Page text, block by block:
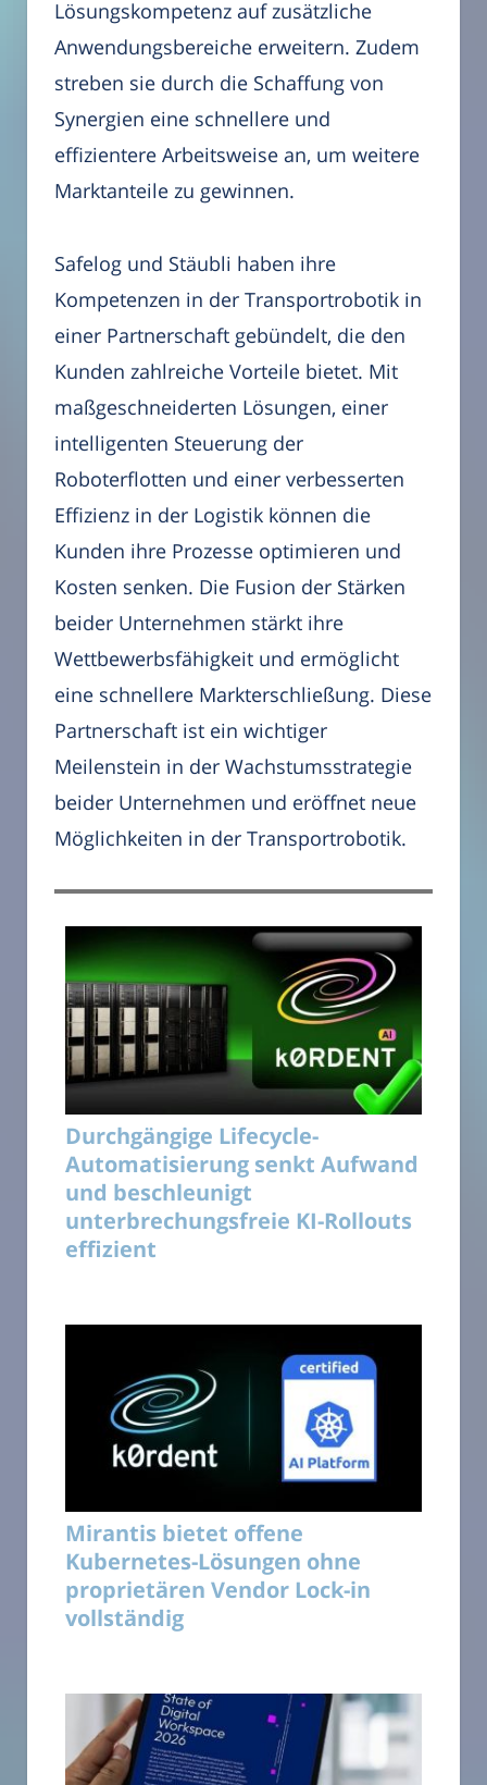
Lösungskompetenz auf zusätzliche
Anwendungsbereiche erweitern. Zudem
streben sie durch die Schaffung von
Synergien eine schnellere und
effizientere Arbeitsweise an, um weitere
Marktanteile zu gewinnen.
Safelog und Stäubli haben ihre
Kompetenzen in der Transportrobotik in
einer Partnerschaft gebündelt, die den
Kunden zahlreiche Vorteile bietet. Mit
maßgeschneiderten Lösungen, einer
intelligenten Steuerung der
Roboterflotten und einer verbesserten
Effizienz in der Logistik können die
Kunden ihre Prozesse optimieren und
Kosten senken. Die Fusion der Stärken
beider Unternehmen stärkt ihre
Wettbewerbsfähigkeit und ermöglicht
eine schnellere Markterschließung. Diese
Partnerschaft ist ein wichtiger
Meilenstein in der Wachstumsstrategie
beider Unternehmen und eröffnet neue
Möglichkeiten in der Transportrobotik.
Durchgängige Lifecycle-
Automatisierung senkt Aufwand
und beschleunigt
unterbrechungsfreie KI-Rollouts
effizient
Mirantis bietet offene
Kubernetes-Lösungen ohne
proprietären Vendor Lock-in
vollständig